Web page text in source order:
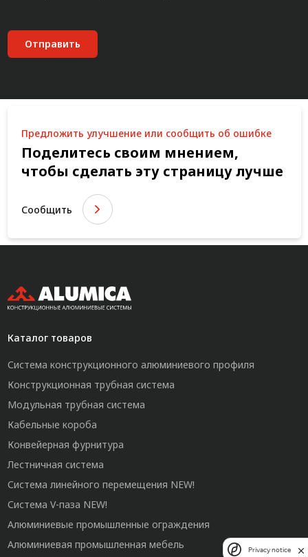
Отправить
Предложить улучшение или сообщить об ошибке
Поделитесь своим мнением,
чтобы сделать эту страницу лучше
Сообщить
Каталог товаров
Система конструкционного алюминиевого профиля
Конструкционная трубная система
Модульная трубная система
Кабельные короба
Конвейерная фурнитура
Лестничная система
Система линейного перемещения NEW!
Система V-паза NEW!
Алюминиевые промышленные ограждения
Алюминиевая промышленная мебель
Privacy notice